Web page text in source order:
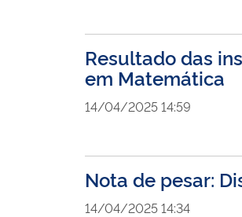
Resultado das
em Matemática
14/04/2025 14:59
Nota de pesar:
14/04/2025 14:34